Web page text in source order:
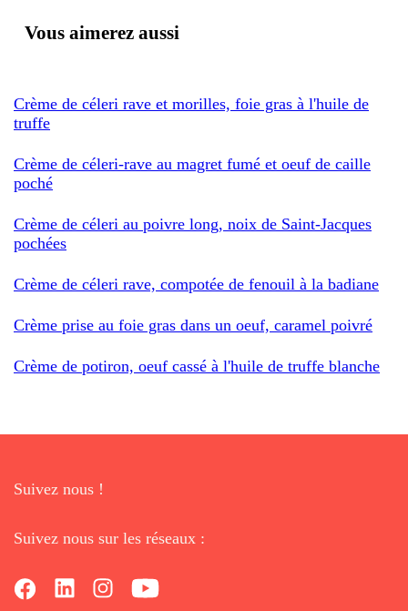
Vous aimerez aussi
Crème de céleri rave et morilles, foie gras à l'huile de
truffe
Crème de céleri-rave au magret fumé et oeuf de caille
poché
Crème de céleri au poivre long, noix de Saint-Jacques
pochées
Crème de céleri rave, compotée de fenouil à la badiane
Crème prise au foie gras dans un oeuf, caramel poivré
Crème de potiron, oeuf cassé à l'huile de truffe blanche
Suivez nous !
Suivez nous sur les réseaux :